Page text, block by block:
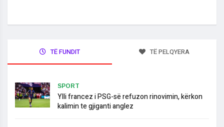
TË FUNDIT TË PELQYERA
SPORT
Ylli francez i PSG-së refuzon rinovimin, kërkon
kalimin te gjiganti anglez